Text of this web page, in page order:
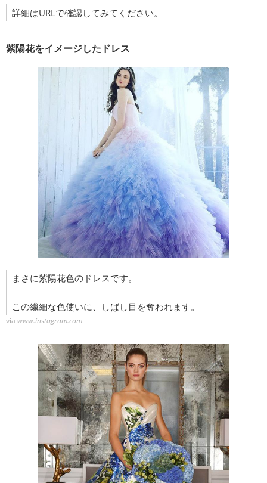
詳細はURLで確認してみてください。
紫陽花をイメージしたドレス
まさに紫陽花色のドレスです。
この繊細な色使いに、しばし目を奪われます。
via www.instagram.com